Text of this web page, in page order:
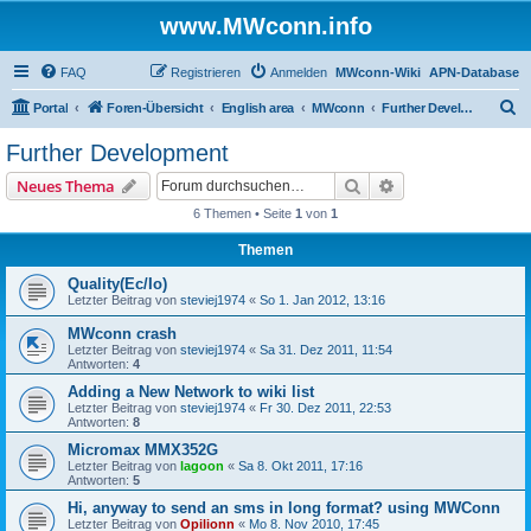
www.MWconn.info
FAQ APN-Database
MWconn-Wiki
Anmelden
Registrieren
Portal Foren-Übersicht English area MWconn Further Development
Further Development
Neues Thema Suche
6 Themen • Seite 1 von 1
Themen
Quality(Ec/Io)
Letzter Beitrag von steviej1974 « So 1. Jan 2012, 13:16
MWconn crash
Letzter Beitrag von steviej1974 « Sa 31. Dez 2011, 11:54
Antworten: 4
Adding a New Network to wiki list
Letzter Beitrag von steviej1974 « Fr 30. Dez 2011, 22:53
Antworten: 8
Micromax MMX352G
Letzter Beitrag von lagoon « Sa 8. Okt 2011, 17:16
Antworten: 5
Hi, anyway to send an sms in long format? using MWConn
Letzter Beitrag von Opilionn « Mo 8. Nov 2010, 17:45